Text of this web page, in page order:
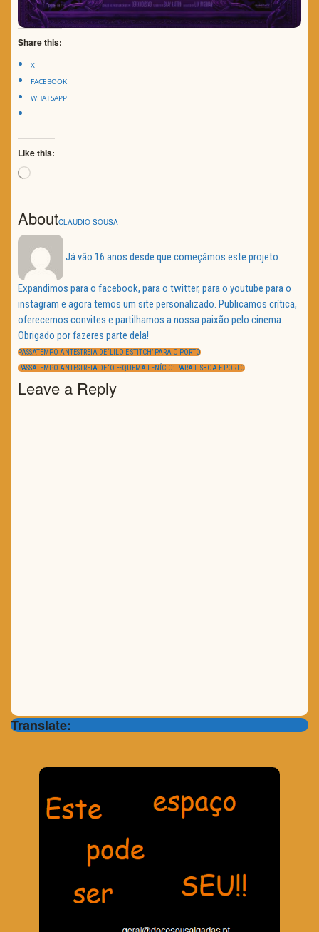
Share this:
X
FACEBOOK
WHATSAPP
Like this:
Loading…
AboutCLAUDIO SOUSA
Já vão 16 anos desde que começámos este projeto.
Expandimos para o facebook, para o twitter, para o youtube para o
instagram e agora temos um site personalizado. Publicamos crítica,
oferecemos convites e partilhamos a nossa paixão pelo cinema.
Obrigado por fazeres parte dela!
Navegação
de
artigos
PREVIOUS
PASSATEMPO ANTESTREIA DE ‘LILO E STITCH’ PARA O PORTO
NEXT
PASSATEMPO ANTESTREIA DE ‘O ESQUEMA FENÍCIO’ PARA LISBOA E PORTO
Leave a Reply
Translate: